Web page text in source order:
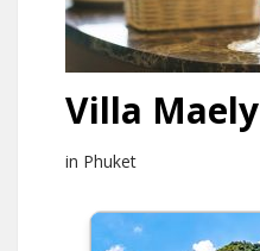
Villa Maely
in Phuket